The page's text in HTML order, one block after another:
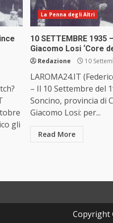
gli
La Penna degli Altri
10 SETTEMBRE 1935
Giacomo Losi ‘Core
Redazione 10
LAROMA24.IT
– Il 10 Settembre del
Soncino, provincia di
Giacomo Losi: per...
Read More
Copyright